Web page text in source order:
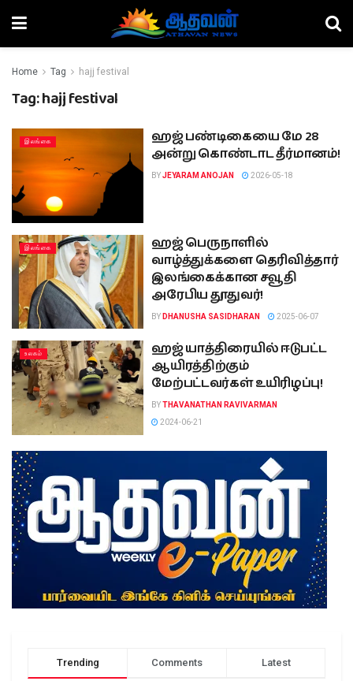
Home Tag hajj festival
Tag:hajj festival
இலங்கை
ஹஜ் பண்டிகையை மே 28
அன்று கொண்டாட தீர்மானம்!
BYJEYARAM ANOJAN 2026-05-18
இலங்கை
ஹஜ் பெருநாளில்
வாழ்த்துக்களை தெரிவித்தார்
இலங்கைக்கான சவூதி
அரேபிய தூதுவர்!
BY DHANUSHA SASIDHARAN 2025-06-07
உலகம்
ஹஜ் யாத்திரையில் ஈடுபட்ட
ஆயிரத்திற்கும்
மேற்பட்டவர்கள் உயிரிழப்பு!
BYTHAVANATHAN RAVIVARMAN
2024-06-21
Trending Comments Latest